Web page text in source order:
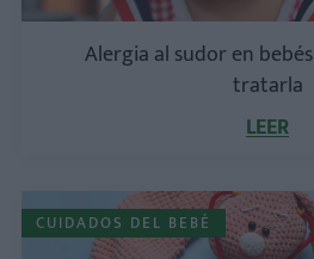
Alergia al sudor en
tratarla
LEER
CUIDADOS DEL BEBÉ